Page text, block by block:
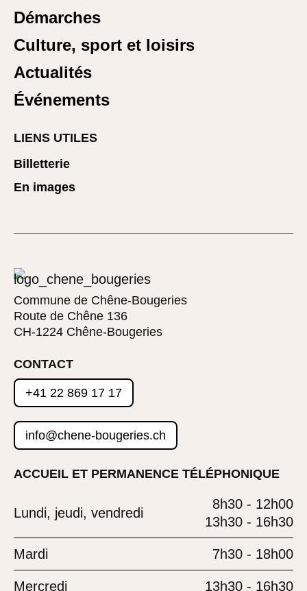
Démarches
Culture, sport et loisirs
Actualités
Événements
LIENS UTILES
Billetterie
En images
Commune de Chêne-Bougeries
Route de Chêne 136
CH-1224 Chêne-Bougeries
CONTACT
+41 22 869 17 17
info@chene-bougeries.ch
ACCUEIL ET PERMANENCE TÉLÉPHONIQUE
Lundi, jeudi, vendredi
8h30 - 12h00
13h30 - 16h30
Mardi 7h30 - 18h00
Mercredi 13h30 - 16h30